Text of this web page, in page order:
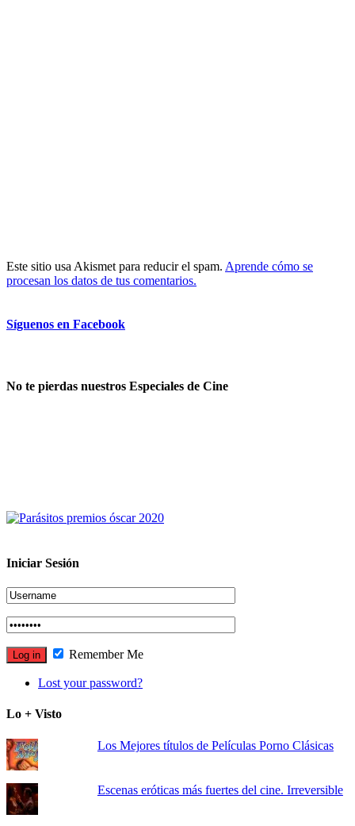
Este sitio usa Akismet para reducir el spam. Aprende cómo se
procesan los datos de tus comentarios.
Síguenos en Facebook
No te pierdas nuestros Especiales de Cine
Iniciar Sesión
Remember Me
Lost your password?
Lo + Visto
Los Mejores títulos de Películas Porno Clásicas
Escenas eróticas más fuertes del cine. Irreversible